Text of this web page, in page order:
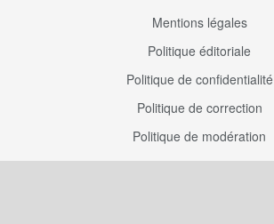
Mentions légales
Politique éditoriale
Politique de confidentialité
Politique de correction
Politique de modération